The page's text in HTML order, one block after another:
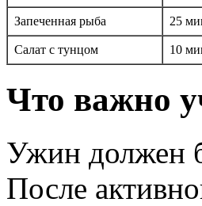
Запеченная рыба 25
Салат с тунцом 10
Что важно
Ужин должен
После